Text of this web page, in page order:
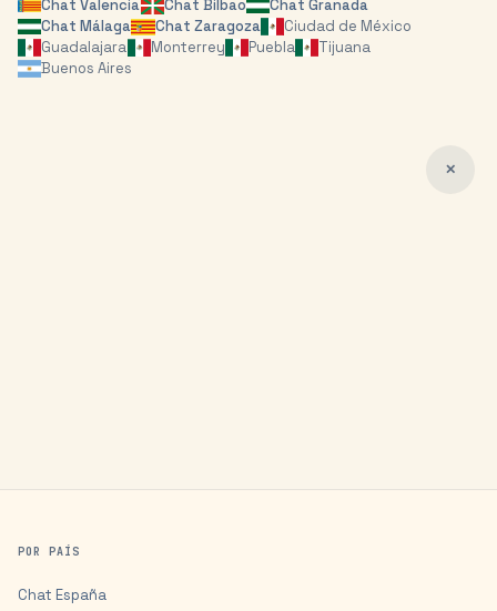
ChatValencia Chat Bilbao Chat Granada
ChatMálaga Chat Zaragoza
Ciudad de México
Guadalajara
Monterrey Puebla
Tijuana
Buenos Aires
✕
POR PAÍS
Chat España